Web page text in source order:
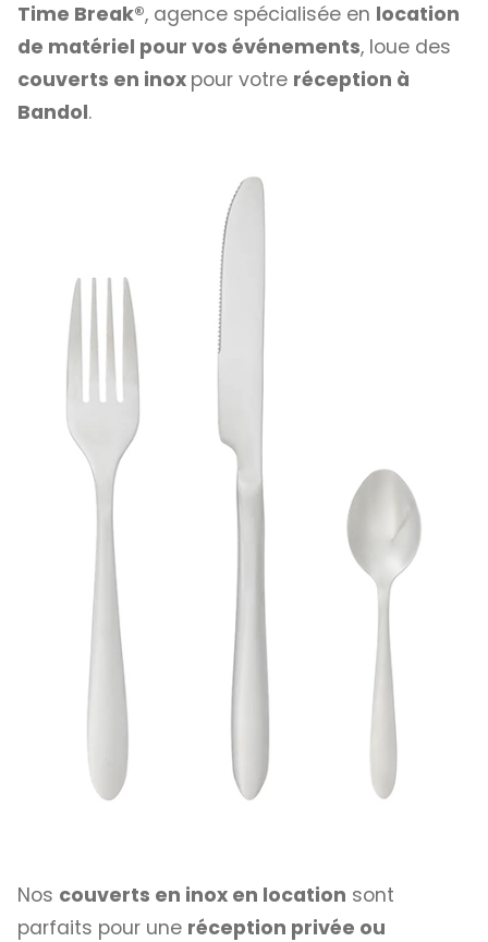
Time Break®, agence spécialisée en location
de matériel pour vos événements, loue des
couverts en inox pour votre réception à
Bandol.
Nos couverts en inox en location sont
parfaits pour une réception privée ou